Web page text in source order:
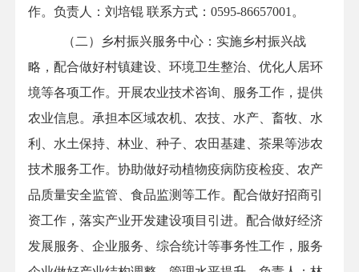
作。负责人：刘培锟 联系方式：0595-86657001。
（二） 乡村振兴服务中心： 实施乡村振兴战
略，配合做好村镇建设、环境卫生整治、优化人居环
境等各项工作。开展农业技术咨询、服务工作，提供
农业信息。承担本区域农机、农技、水产、畜牧、水
利、水土保持、林业、种子、农田基建、茶果等涉农
技术服务工作。协助做好动植物疫病防疫检疫、农产
品质量安全监管、食品监测等工作。配合做好招商引
资工作，落实产业开发建设项目引进。配合做好经济
发展服务、企业服务、综合统计等事务性工作，服务